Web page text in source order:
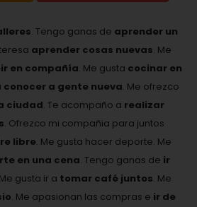
. Tengo ganas de aprender un
aprender cosas nuevas. Me
en compañía. Me gusta cocinar en
conocer a gente nueva. Me ofrezco
ciudad. Te acompaño a realizar
. Ofrezco mi compañia para juntos
libre. Me gusta hacer deporte. Me
en una cena. Tengo ganas de ir
gusta ir a tomar café juntos. Me
. Me apasionan las compras e ir de